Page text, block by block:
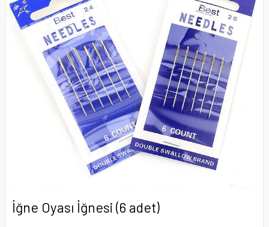
İğne Oyası İğnesi (6 adet)